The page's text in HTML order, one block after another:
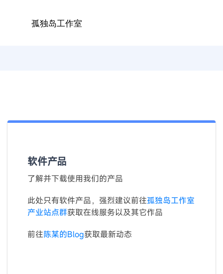
软件产品
了解并下载使用我们的产品
此处只有软件产品，强烈建议前往孤独岛工作室
产业站点群获取在线服务以及其它作品
前往陈某的Blog获取最新动态